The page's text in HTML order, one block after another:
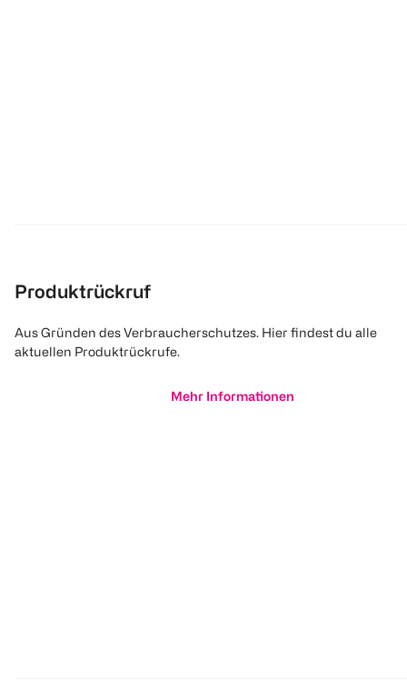
Produktrückruf
Aus Gründen des Verbraucherschutzes. Hier findest du alle
aktuellen Produktrückrufe.
Mehr Informationen